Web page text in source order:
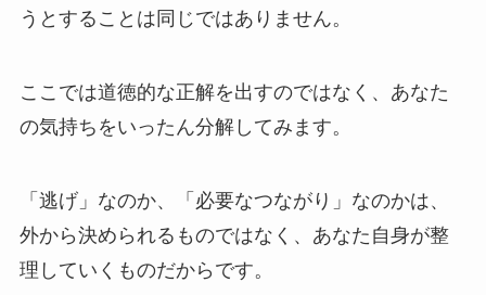
うとすることは同じではありません。
ここでは道徳的な正解を出すのではなく、あなた
の気持ちをいったん分解してみます。
「逃げ」なのか、「必要なつながり」なのかは、
外から決められるものではなく、あなた自身が整
理していくものだからです。